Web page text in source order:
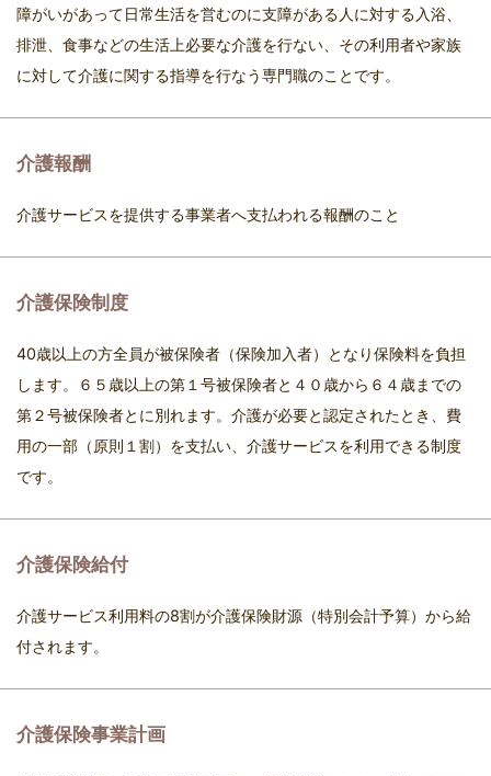
障がいがあって日常生活を営むのに支障がある人に対する入浴、
排泄、食事などの生活上必要な介護を行ない、その利用者や家族
に対して介護に関する指導を行なう専門職のことです。
介護報酬
介護サービスを提供する事業者へ支払われる報酬のこと
介護保険制度
40歳以上の方全員が被保険者（保険加入者）となり保険料を負担
します。６５歳以上の第１号被保険者と４０歳から６４歳までの
第２号被保険者とに別れます。介護が必要と認定されたとき、費
用の一部（原則１割）を支払い、介護サービスを利用できる制度
です。
介護保険給付
介護サービス利用料の8割が介護保険財源（特別会計予算）から給
付されます。
介護保険事業計画